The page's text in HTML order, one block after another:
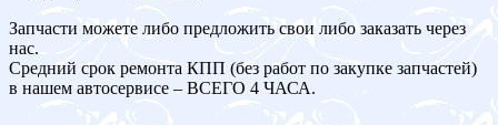
Запчасти можете либо предложить свои либо заказать через
нас.
Средний срок ремонта КПП (без работ по закупке запчастей)
в нашем автосервисе – ВСЕГО 4 ЧАСА.